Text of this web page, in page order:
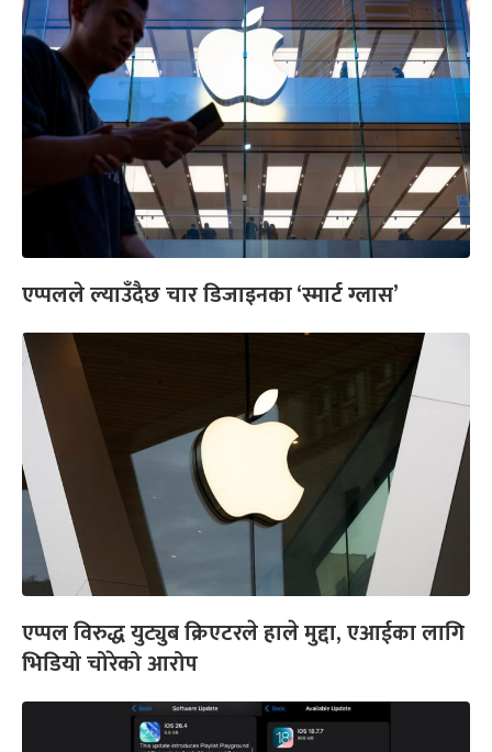
एप्पलले ल्याउँदैछ चार डिजाइनका ‘स्मार्ट ग्लास’
एप्पल विरुद्ध युट्युब क्रिएटरले हाले मुद्दा, एआईका लागि
भिडियो चोरेको आरोप